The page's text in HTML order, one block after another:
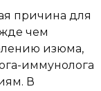
причина для
чем
изюма,
иммунолога
В